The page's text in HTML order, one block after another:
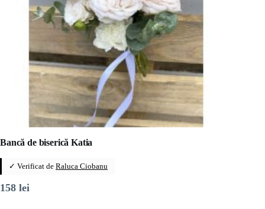
Bancă de biserică Katia
✓ Verificat de Raluca Ciobanu
158 lei